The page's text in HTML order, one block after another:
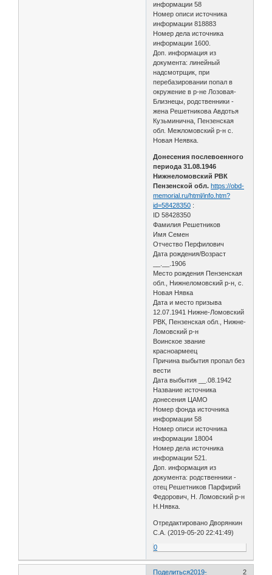
информации 58
Номер описи источника
информации 818883
Номер дела источника
информации 1600.
Доп. информация из
документа: линейный
надсмотрщик, при
перебазировании попал в
окружение в р-не Лозовая-
Близнецы, родственники -
жена Решетникова Авдотья
Кузьминична, Пензенская
обл. Межломовский р-н с.
Новая Неявка.
Донесения послевоенного
периода 31.08.1946
Нижнеломовский РВК
Пензенской обл. https://obd-
memorial.ru/html/info.htm?
id=58428350 :
ID 58428350
Фамилия Решетников
Имя Семен
Отчество Перфилович
Дата рождения/Возраст
__.__.1906
Место рождения Пензенская
обл., Нижнеломовский р-н, с.
Новая Нявка
Дата и место призыва
12.07.1941 Нижне-Ломовский
РВК, Пензенская обл., Нижне-
Ломовский р-н
Воинское звание
красноармеец
Причина выбытия пропал без
вести
Дата выбытия __.08.1942
Название источника
донесения ЦАМО
Номер фонда источника
информации 58
Номер описи источника
информации 18004
Номер дела источника
информации 521.
Доп. информация из
документа: родственники -
отец Решетников Парфирий
Федорович, Н. Ломовский р-н
Н.Нявка.
Отредактировано Дворянкин
С.А. (2019-05-20 22:41:49)
0
Поделиться 2
2019-